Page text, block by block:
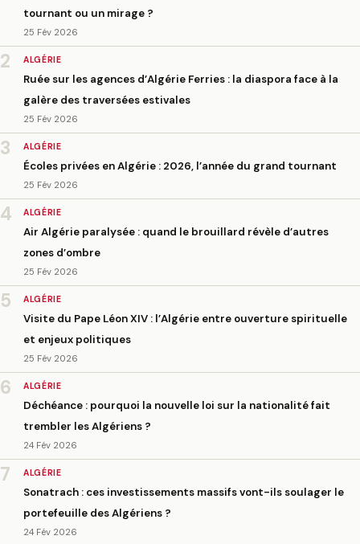
tournant ou un mirage ?
25 Fév 2026
2 ALGÉRIE
Ruée sur les agences d’Algérie Ferries : la diaspora face à la
galère des traversées estivales
25 Fév 2026
3 ALGÉRIE
Écoles privées en Algérie : 2026, l’année du grand tournant
25 Fév 2026
4 ALGÉRIE
Air Algérie paralysée : quand le brouillard révèle d’autres
zones d’ombre
25 Fév 2026
5 ALGÉRIE
Visite du Pape Léon XIV : l’Algérie entre ouverture spirituelle
et enjeux politiques
25 Fév 2026
6 ALGÉRIE
Déchéance : pourquoi la nouvelle loi sur la nationalité fait
trembler les Algériens ?
24 Fév 2026
7 ALGÉRIE
Sonatrach : ces investissements massifs vont-ils soulager le
portefeuille des Algériens ?
24 Fév 2026